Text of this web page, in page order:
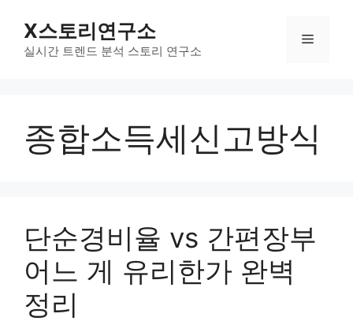
X스토리연구소
실시간 트렌드 분석 스토리 연구소
메
종합소득세신고방식
단순경비율 vs 간편장부
어느 게 유리한가 완벽
정리